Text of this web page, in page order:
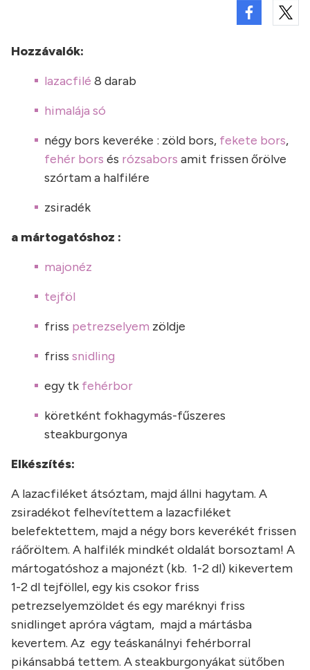
Hozzávalók:
lazacfilé 8 darab
himalája só
négy bors keveréke : zöld bors, fekete bors,
fehér bors és rózsabors amit frissen őrölve
szórtam a halfilére
zsiradék
a mártogatóshoz :
majonéz
tejföl
friss petrezselyem zöldje
friss snidling
egy tk fehérbor
köretként fokhagymás-fűszeres
steakburgonya
Elkészítés:
A lazacfiléket átsóztam, majd állni hagytam. A
zsiradékot felhevítettem a lazacfiléket
belefektettem, majd a négy bors keverékét frissen
ráőröltem. A halfilék mindkét oldalát borsoztam! A
mártogatóshoz a majonézt (kb. 1-2 dl) kikevertem
1-2 dl tejföllel, egy kis csokor friss
petrezselyemzöldet és egy maréknyi friss
snidlinget apróra vágtam, majd a mártásba
kevertem. Az egy teáskanálnyi fehérborral
pikánsabbá tettem. A steakburgonyákat sütőben